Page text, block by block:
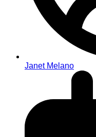
Janet Melano